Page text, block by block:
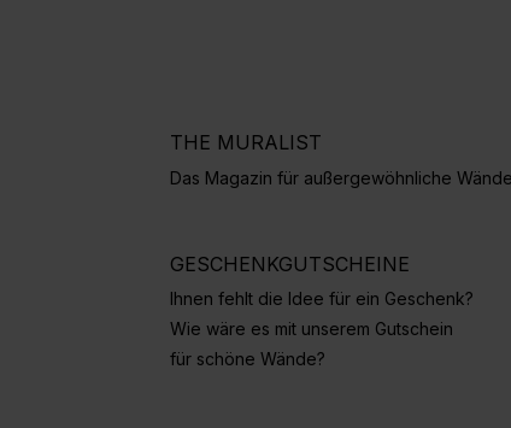
THE MURALIST
Das Magazin für außergewöhnliche Wände
GESCHENKGUTSCHEINE
Ihnen fehlt die Idee für ein Geschenk?
Wie wäre es mit unserem Gutschein
für schöne Wände?